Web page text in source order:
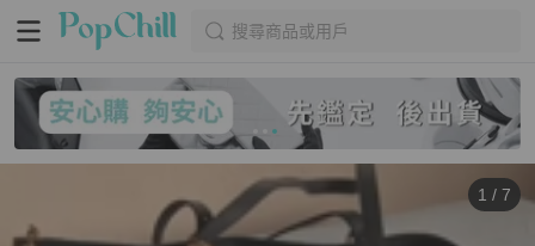
搜尋商品或用戶
1 / 7